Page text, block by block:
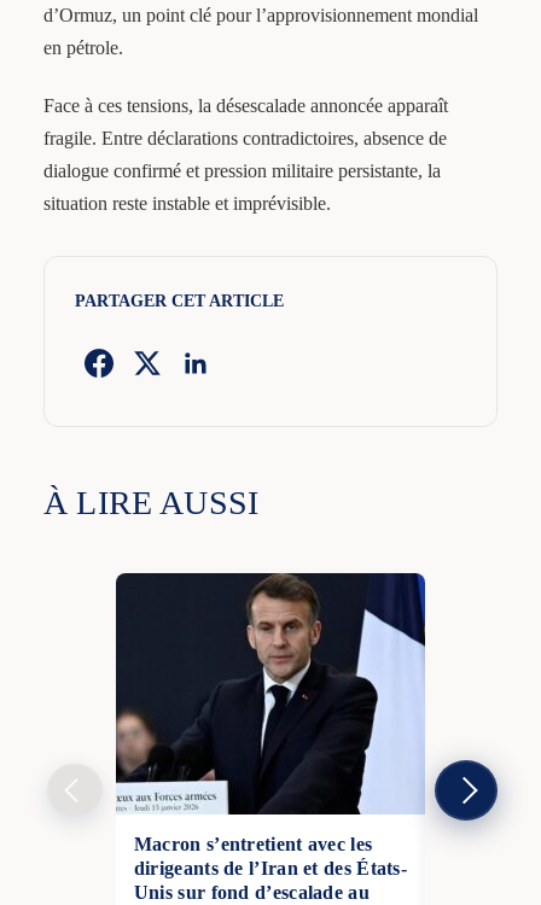
d’Ormuz, un point clé pour l’approvisionnement mondial
en pétrole.
Face à ces tensions, la désescalade annoncée apparaît
fragile. Entre déclarations contradictoires, absence de
dialogue confirmé et pression militaire persistante, la
situation reste instable et imprévisible.
PARTAGER CET ARTICLE
À LIRE AUSSI
Macron s’entretient avec les
dirigeants de l’Iran et des États-
Unis sur fond d’escalade au